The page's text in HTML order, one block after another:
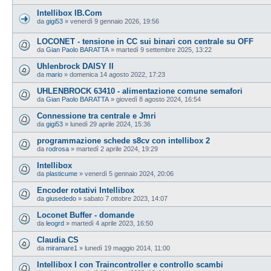
Intellibox IB.Com
da gigi53 » venerdì 9 gennaio 2026, 19:56
LOCONET - tensione in CC sui binari con centrale su OFF
da Gian Paolo BARATTA » martedì 9 settembre 2025, 13:22
Uhlenbrock DAISY II
da mario » domenica 14 agosto 2022, 17:23
UHLENBROCK 63410 - alimentazione comune semafori
da Gian Paolo BARATTA » giovedì 8 agosto 2024, 16:54
Connessione tra centrale e Jmri
da gigi53 » lunedì 29 aprile 2024, 15:36
programmazione schede s8cv con intellibox 2
da rodrosa » martedì 2 aprile 2024, 19:29
Intellibox
da plasticume » venerdì 5 gennaio 2024, 20:06
Encoder rotativi Intellibox
da giusededo » sabato 7 ottobre 2023, 14:07
Loconet Buffer - domande
da leogrd » martedì 4 aprile 2023, 16:50
Claudia CS
da miramare1 » lunedì 19 maggio 2014, 11:00
Intellibox I con Traincontroller e controllo scambi